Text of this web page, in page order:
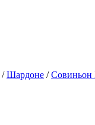
/Шардоне /Совиньон